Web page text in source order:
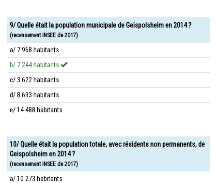
9/ Quelle était la population municipale de Geispolsheim en 2014 ?
(recensement INSEE de 2017)
a/ 7 968 habitants
b/ 7 244 habitants
c/ 3 622 habitants
d/ 8 693 habitants
e/ 14 488 habitants
10/ Quelle était la population totale, avec résidents non permanents, de
Geispolsheim en 2014 ?
(recensement INSEE de 2017)
a/ 10 273 habitants